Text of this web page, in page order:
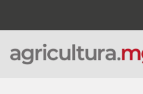
conteúdo